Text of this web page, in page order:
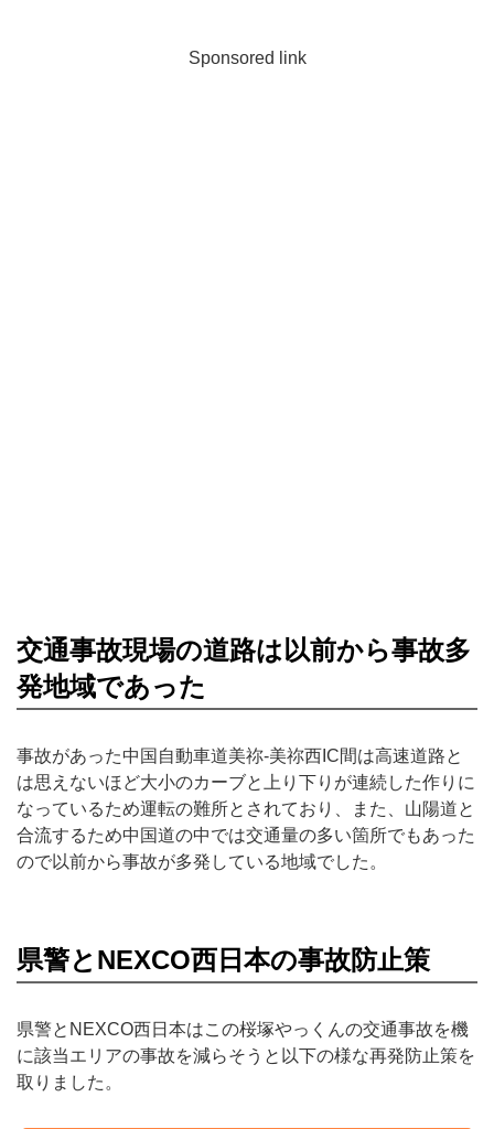
Sponsored link
交通事故現場の道路は以前から事故多
発地域であった
事故があった中国自動車道美祢-美祢西IC間は高速道路と
は思えないほど大小のカーブと上り下りが連続した作りに
なっているため運転の難所とされており、また、山陽道と
合流するため中国道の中では交通量の多い箇所でもあった
ので以前から事故が多発している地域でした。
県警とNEXCO西日本の事故防止策
県警とNEXCO西日本はこの桜塚やっくんの交通事故を機
に該当エリアの事故を減らそうと以下の様な再発防止策を
取りました。